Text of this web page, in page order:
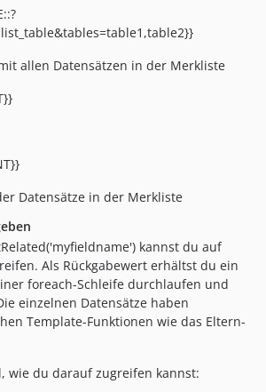
allen Datensätzen in der Merkliste
Datensätze in der Merkliste
kannst du auf
Als Rückgabewert erhältst du ein
foreach-Schleife durchlaufen und
einzelnen Datensätze haben
Template-Funktionen wie das Eltern-
wie du darauf zugreifen kannst: